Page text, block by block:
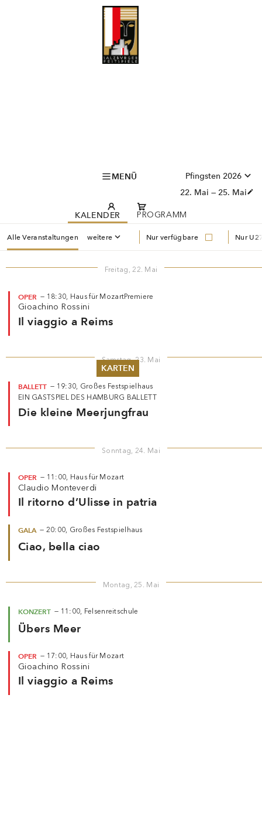
MENÜ
KARTEN
Sommer 2026
Pfingsten 2026
Abonnements
Pfingsten 2026
22. Mai — 25. Mai
KALENDER PROGRAMM
Alle Veranstaltungen weitere Nur verfügbare Nur
Freitag, 22. Mai
OPER — 18:30, Haus für MozartPremiere
Gioachino Rossini
Il viaggio a Reims
Samstag, 23. Mai
BALLETT — 19:30, Großes Festspielhaus
EIN GASTSPIEL DES HAMBURG BALLETT
Die kleine Meerjungfrau
Sonntag, 24. Mai
OPER — 11:00, Haus für Mozart
Claudio Monteverdi
Il ritorno d’Ulisse in patria
GALA — 20:00, Großes Festspielhaus
Ciao, bella ciao
Montag, 25. Mai
KONZERT — 11:00, Felsenreitschule
Übers Meer
OPER — 17:00, Haus für Mozart
Gioachino Rossini
Il viaggio a Reims